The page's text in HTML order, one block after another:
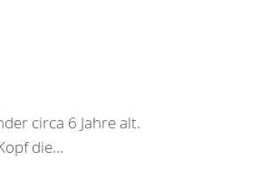
circa 6 Jahre alt.
die...